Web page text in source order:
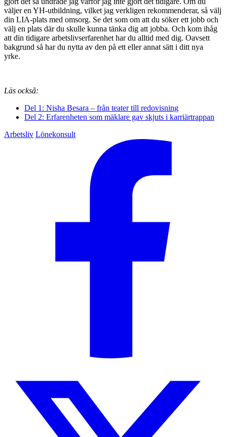
väljer en YH-utbildning, vilket jag verkligen rekommenderar, så välj
din LIA-plats med omsorg. Se det som om att du söker ett jobb och
välj en plats där du skulle kunna tänka dig att jobba. Och kom ihåg
att din tidigare arbetslivserfarenhet har du alltid med dig. Oavsett
bakgrund så har du nytta av den på ett eller annat sätt i ditt nya
yrke.
Läs också:
Del 1: Nisha Besara – från teater till redovisning
Del 2: Erfarenheten som mäklare gav skjuts i karriärtrappan
Arbetsliv Lönekonsult